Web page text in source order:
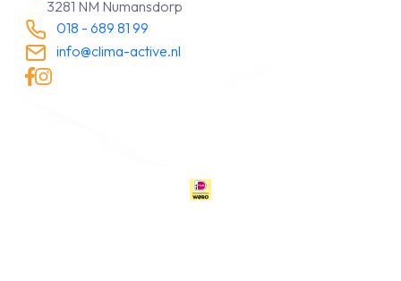
3281 NM Numansdorp
018 - 689 81 99
info@clima-active.nl